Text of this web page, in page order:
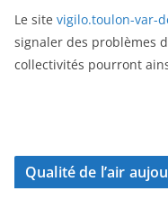
Le site vigilo.toulon-var-
signaler des problèmes
collectivités pourront
Qualité de l’air